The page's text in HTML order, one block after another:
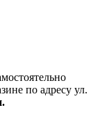
по адресу ул.